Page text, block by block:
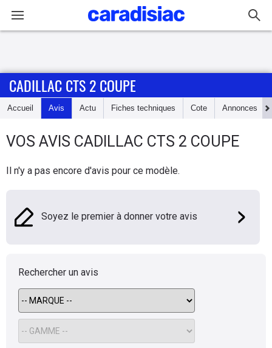
Accueil
Essais
Guide
Electriques
Flottes
Auto
Services
CADILLAC CTS 2 COUPE
Accueil Avis Actu Fiches techniques Cote Annonces
VOS AVIS CADILLAC CTS 2 COUPE
Il n'y a pas encore d'avis pour ce modèle.
Soyez le premier à donner votre avis
Rechercher un avis